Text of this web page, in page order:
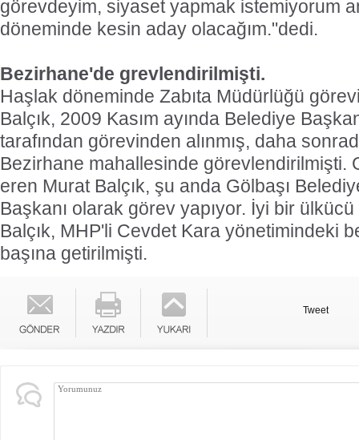
görevdeyim, siyaset yapmak istemiyorum
döneminde kesin aday olacağım."dedi.
Bezirhane'de grevlendirilmişti.
Haşlak döneminde Zabıta Müdürlüğü
Balçık, 2009 Kasım ayında Belediye
tarafından görevinden alınmış, daha
Bezirhane mahallesinde görevlendirilmişti.
eren Murat Balçık, şu anda Gölbaşı
Başkanı olarak görev yapıyor. İyi bir
Balçık, MHP'li Cevdet Kara yönetimindeki
başına getirilmişti.
Tweet